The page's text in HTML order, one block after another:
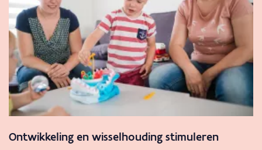
Ontwikkeling en wisselhouding stimuleren